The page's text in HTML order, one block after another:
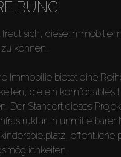
sich, diese Immobilie in
können.
Immobilie bietet eine
die ein komfortables
Der Standort dieses
In unmittelbarer
öffentliche